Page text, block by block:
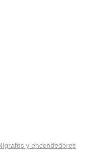
y encendedores